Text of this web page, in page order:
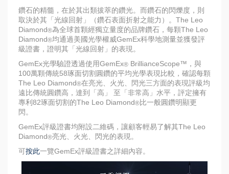
鑽石的精髓，在於其出類拔萃的鑽光。而鑽石的閃爍度，則
取決於其「光線回射」（鑽石表面折射之能力）。The Leo
Diamond®為全球首顆經獨立量度的品牌鑽石，每顆The Leo
Diamond®均通過美國光學權威GemEx科學地測量並獲發評
級證書，證明其「光線回射」的表現。
GemEx光學驗證透過使用GemEx® BrillianceScope™，與
100萬顆傳統58琢面切割圓鑽的平均光學表現比較，確認每顆
The Leo Diamond®在亮光、火光、閃光三方面的表現評級均
遠比傳統圓鑽高，達到「高」 至「非常高」水平，評定擁有
專利82琢面切割的The Leo Diamond®比一般圓鑽明顯更
閃。
GemEx評級證書均附設二維碼，讓顧客輕易了解其The Leo
Diamond®亮光、火光、閃光的表現。
可按此一覽GemEx評級證書之詳細內容。